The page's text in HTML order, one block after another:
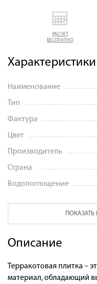
РАСЧЕТ
БЕСПЛАТНО
Характеристики
Наименование
Тип
Фактура
Цвет
Производитель
Страна
Водопоглощение
ПОКАЗАТЬ
Описание
Терракотовая плитка –
материал, обладающий